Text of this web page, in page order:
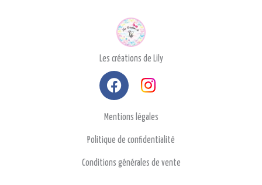
Les créations de Lily
F
a
e
b
o
Mentions légales
Politique de confidentialité
Conditions générales de vente